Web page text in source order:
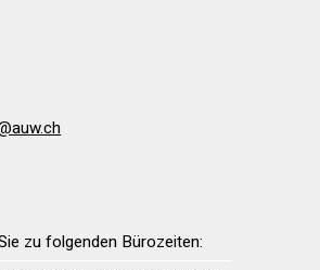
zu folgenden Bürozeiten: